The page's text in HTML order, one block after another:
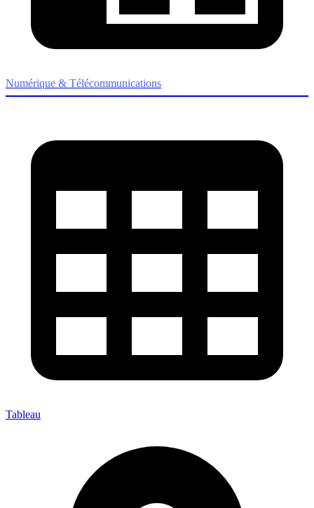
Numérique & Télécommunications
Tableau